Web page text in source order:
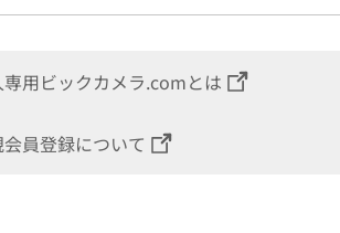
専用ビックカメラ.comとは
員登録について